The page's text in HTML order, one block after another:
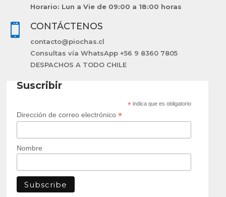
Horario: Lun a Vie de 09:00 a 18:00 horas
 CONTÁCTENOS
contacto@piochas.cl
Consultas vía WhatsApp +56 9 8360 7805
DESPACHOS A TODO CHILE
Suscribir
* indica que es obligatorio
Dirección de correo electrónico*
Nombre